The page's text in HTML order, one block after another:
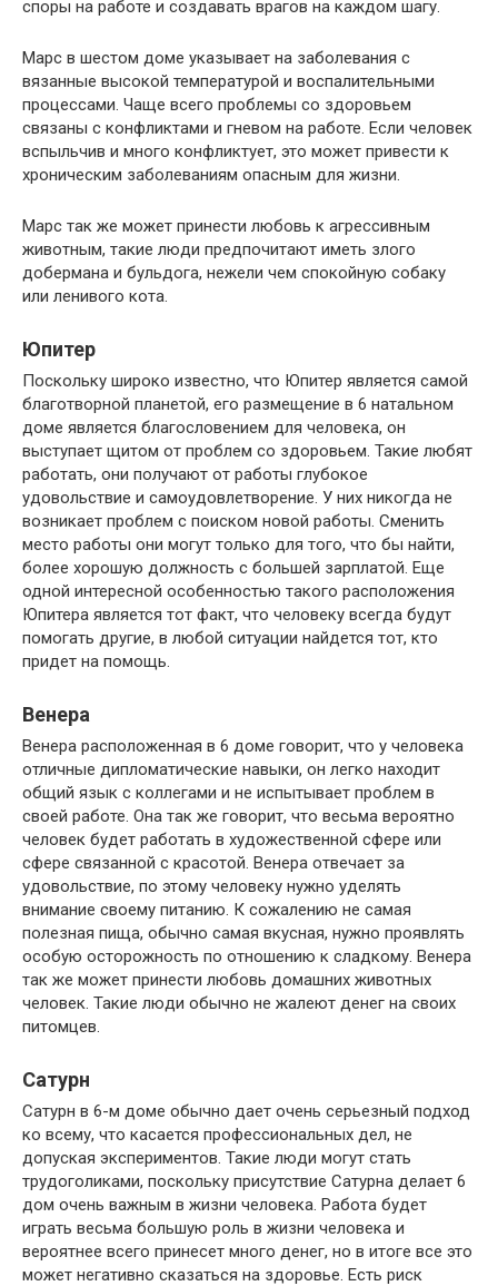
споры на работе и создавать врагов на каждом шагу.
Марс в шестом доме указывает на заболевания с
вязанные высокой температурой и воспалительными
процессами. Чаще всего проблемы со здоровьем
связаны с конфликтами и гневом на работе. Если человек
вспыльчив и много конфликтует, это может привести к
хроническим заболеваниям опасным для жизни.
Марс так же может принести любовь к агрессивным
животным, такие люди предпочитают иметь злого
добермана и бульдога, нежели чем спокойную собаку
или ленивого кота.
Юпитер
Поскольку широко известно, что Юпитер является самой
благотворной планетой, его размещение в 6 натальном
доме является благословением для человека, он
выступает щитом от проблем со здоровьем. Такие любят
работать, они получают от работы глубокое
удовольствие и самоудовлетворение. У них никогда не
возникает проблем с поиском новой работы. Сменить
место работы они могут только для того, что бы найти,
более хорошую должность с большей зарплатой. Еще
одной интересной особенностью такого расположения
Юпитера является тот факт, что человеку всегда будут
помогать другие, в любой ситуации найдется тот, кто
придет на помощь.
Венера
Венера расположенная в 6 доме говорит, что у человека
отличные дипломатические навыки, он легко находит
общий язык с коллегами и не испытывает проблем в
своей работе. Она так же говорит, что весьма вероятно
человек будет работать в художественной сфере или
сфере связанной с красотой. Венера отвечает за
удовольствие, по этому человеку нужно уделять
внимание своему питанию. К сожалению не самая
полезная пища, обычно самая вкусная, нужно проявлять
особую осторожность по отношению к сладкому. Венера
так же может принести любовь домашних животных
человек. Такие люди обычно не жалеют денег на своих
питомцев.
Сатурн
Сатурн в 6-м доме обычно дает очень серьезный подход
ко всему, что касается профессиональных дел, не
допуская экспериментов. Такие люди могут стать
трудоголиками, поскольку присутствие Сатурна делает 6
дом очень важным в жизни человека. Работа будет
играть весьма большую роль в жизни человека и
вероятнее всего принесет много денег, но в итоге все это
может негативно сказаться на здоровье. Есть риск